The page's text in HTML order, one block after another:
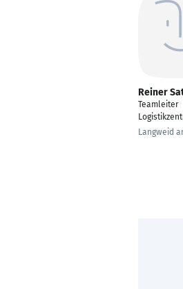
Reiner
Teamleiter
Langweid